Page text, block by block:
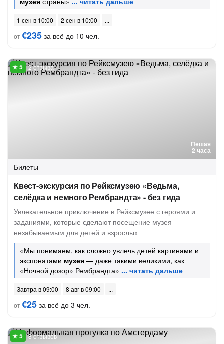
1 сен в 10:00
2 сен в 10:00
от€235 за всё до 10 чел.
Пешая
2 часа
2 отзыва
Билеты
Квест-экскурсия по Рейксмузею «Ведьма,
селёдка и немного Рембрандта» - без гида
Увлекательное приключение в Рейксмузее с героями и
заданиями, которые сделают посещение музея
незабываемым для детей и взрослых
«Мы понимаем, как сложно увлечь детей картинами и
экспонатами музея — даже такими великими, как
«Ночной дозор» Рембрандта»
Завтра в 09:00
8 авг в 09:00
от€25 за всё до 3 чел.
8 отзывов